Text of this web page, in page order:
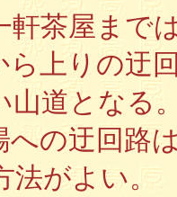
茶屋までは
りの迂回
山道となる
迂回路は
法がよい。